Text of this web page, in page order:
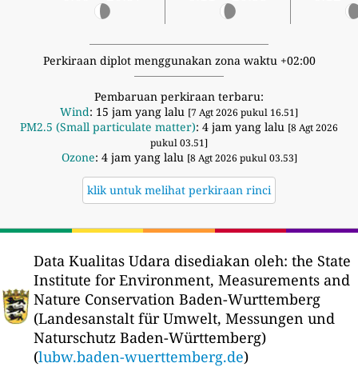
Perkiraan diplot menggunakan zona waktu +02:00
Pembaruan perkiraan terbaru:
Wind: 15 jam yang lalu [7 Agt 2026 pukul 16.51]
PM2.5 (Small particulate matter): 4 jam yang lalu [8 Agt 2026
pukul 03.51]
Ozone: 4 jam yang lalu [8 Agt 2026 pukul 03.53]
klik untuk melihat perkiraan rinci
Data Kualitas Udara disediakan oleh: the State
Institute for Environment, Measurements and
Nature Conservation Baden-Wurttemberg
(Landesanstalt für Umwelt, Messungen und
Naturschutz Baden-Württemberg)
(lubw.baden-wuerttemberg.de)